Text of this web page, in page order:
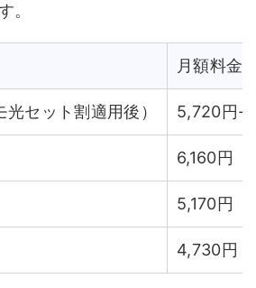
。
月額料金
光セット割適用後） 5,720円-
6,160円
5,170円
4,730円